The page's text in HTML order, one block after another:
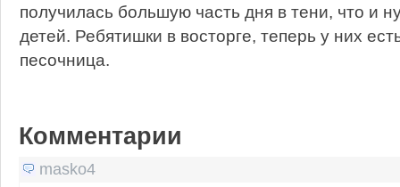
получилась большую часть дня в тени, что и
детей. Ребятишки в восторге, теперь у них
песочница.
Комментарии
masko4